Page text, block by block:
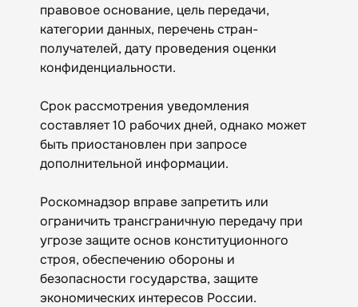
правовое основание, цель передачи,
категории данных, перечень стран-
получателей, дату проведения оценки
конфиденциальности.
Срок рассмотрения уведомления
составляет 10 рабочих дней, однако может
быть приостановлен при запросе
дополнительной информации.
Роскомнадзор вправе запретить или
ограничить трансграничную передачу при
угрозе защите основ конституционного
строя, обеспечению обороны и
безопасности государства, защите
экономических интересов России.